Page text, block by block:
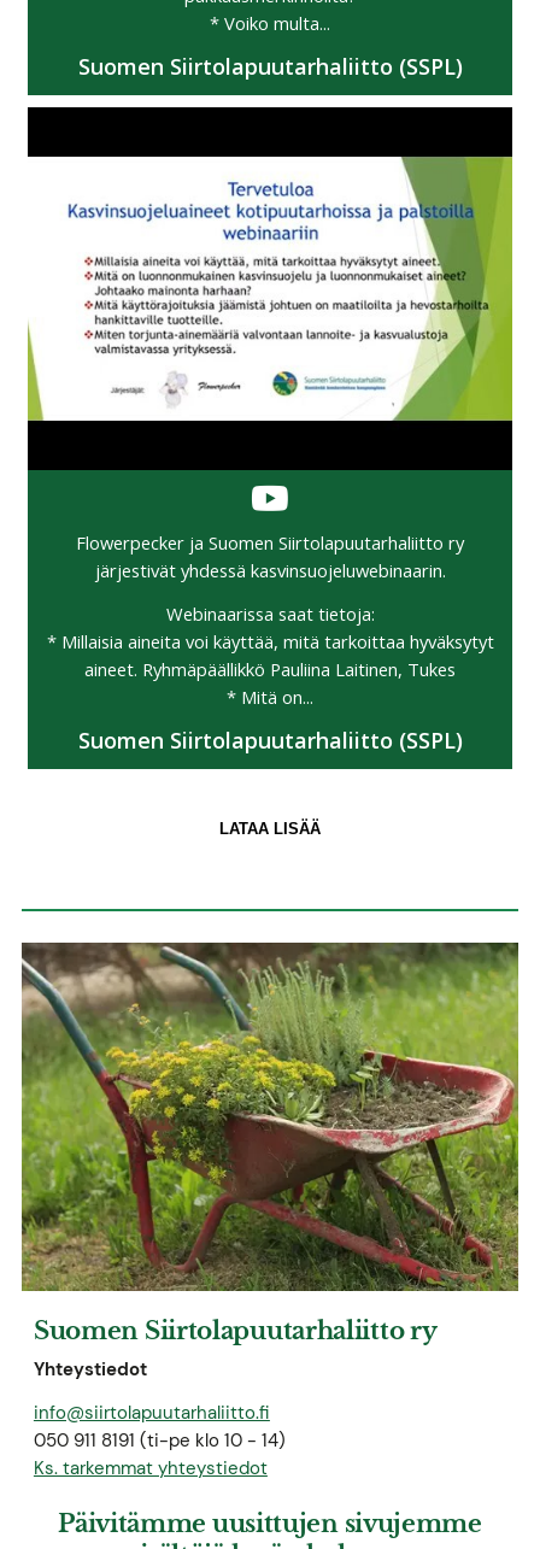
* Voiko multa...
Suomen Siirtolapuutarhaliitto (SSPL)
Flowerpecker ja Suomen Siirtolapuutarhaliitto ry
järjestivät yhdessä kasvinsuojeluwebinaarin.
Webinaarissa saat tietoja:
* Millaisia aineita voi käyttää, mitä tarkoittaa hyväksytyt
aineet. Ryhmäpäällikkö Pauliina Laitinen, Tukes
* Mitä on...
Suomen Siirtolapuutarhaliitto (SSPL)
LATAA LISÄÄ
Suomen Siirtolapuutarhaliitto ry
Yhteystiedot
info@siirtolapuutarhaliitto.fi
050 911 8191 (ti-pe klo 10 - 14)
Ks. tarkemmat yhteystiedot
Päivitämme uusittujen sivujemme